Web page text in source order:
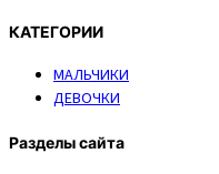
КАТЕГОРИИ
МАЛЬЧИКИ
ДЕВОЧКИ
Разделы сайта